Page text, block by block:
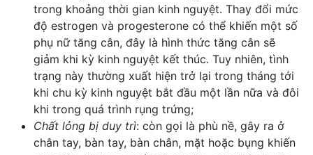
trong khoảng thời gian kinh nguyệt. Thay đổi mức
độ estrogen và progesterone có thể khiến một số
phụ nữ tăng cân, đây là hình thức tăng cân sẽ
giảm khi kỳ kinh nguyệt kết thúc. Tuy nhiên, tình
trạng này thường xuất hiện trở lại trong tháng tới
khi chu kỳ kinh nguyệt bắt đầu một lần nữa và đôi
khi trong quá trình rụng trứng;
Chất lỏng bị duy trì: còn gọi là phù nề, gây ra ở
chân tay, bàn tay, bàn chân, mặt hoặc bụng khiến